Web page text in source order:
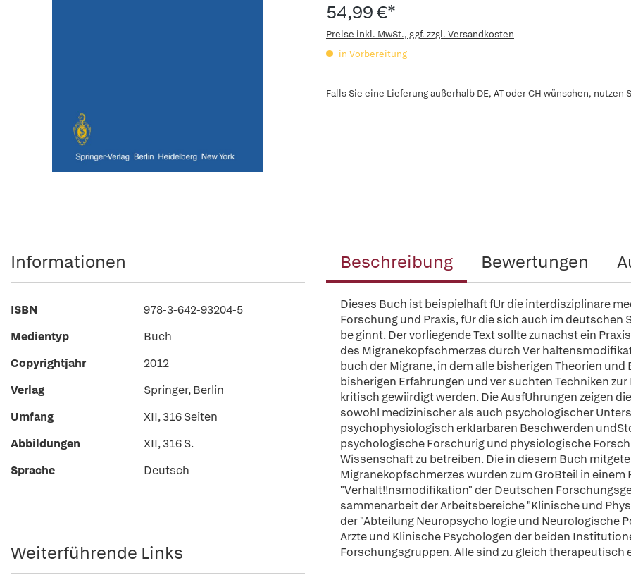
54,99 €*
Preise inkl. MwSt., ggf. zzgl. Versandkosten
in Vorbereitung
Falls Sie eine Lieferung außerhalb DE, AT oder CH wünschen, nutzen
Beschreibung Bewertungen
Dieses Buch ist beispielhaft fUr die interdisziplinare
Forschung und Praxis, fUr die sich auch im
be ginnt. Der vorliegende Text sollte zunachst ein
des Migranekopfschmerzes durch Ver
buch der Migrane, in dem aIle bisherigen Theorien
bisherigen Erfahrungen und ver suchten Techniken
kritisch gewiirdigt werden. Die AusfUhrungen zeigen
sowohl medizinischer als auch psychologischer
psychophysiologisch erkIarbaren Beschwerden
psychologische Forschurig und physiologische
Wissenschaft zu betreiben. Die in diesem Buch
Migranekopfschmerzes wurden zum GroBteil in
"Verhalt!!nsmodifikation" der Deutschen
sammenarbeit der Arbeitsbereiche "Klinische und
der "Abteilung Neuropsycho logie und Neurologische
Arzte und Klinische Psychologen der beiden
Forschungsgruppen. AIle sind zu gleich therapeutisch
Informationen
ISBN
978-3-642-93204-5
Medientyp
Buch
Copyrightjahr
2012
Verlag
Springer, Berlin
Umfang
XII, 316 Seiten
Abbildungen
XII, 316 S.
Sprache
Deutsch
Weiterführende Links